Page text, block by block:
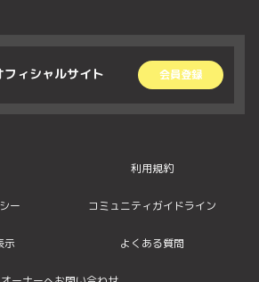
フィシャルサイト 会員登録
利用規約
ー コミュニティガイドライン
示 よくある質問